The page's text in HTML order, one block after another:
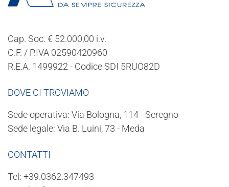
Cap. Soc. € 52.000,00 i.v.
C.F. / P.IVA 02590420960
R.E.A. 1499922 - Codice SDI 5RUO82D
DOVE CI TROVIAMO
Sede operativa: Via Bologna, 114 - Seregno
Sede legale: Via B. Luini, 73 - Meda
CONTATTI
Tel: +39.0362.347493